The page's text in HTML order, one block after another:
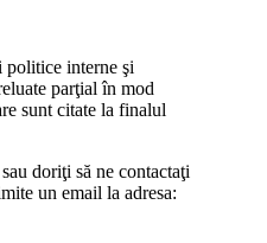
politice interne şi
parţial în mod
sunt citate la finalul
doriţi să ne contactaţi
un email la adresa: